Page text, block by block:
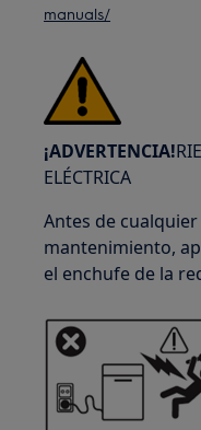
manuals/
¡ADVERTENCIA!
ELÉCTRICA
Antes de
mantenimiento,
el enchufe de la